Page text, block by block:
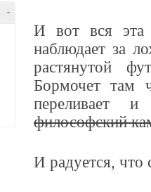
-
И вот вся эта
наблюдает за
растянутой
Бормочет там
переливает
философский
И радуется, что